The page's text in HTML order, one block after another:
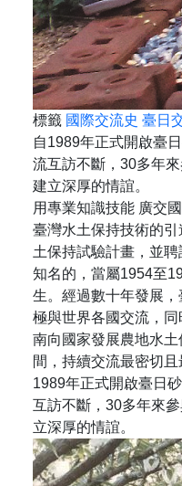
標籤 國際交流史 臺日
自1989年正式開啟臺
流互訪不斷，30多年
建立深厚的情誼。
用專業知識技能 廣交
臺灣水土保持技術的
土保持試驗計畫，並
知名的，當屬1954至
生。經過數十年發展
極與世界各國交流，
南向國家發展農地水
間，持續交流最密切
1989年正式開啟臺日
互訪不斷，30多年來
立深厚的情誼。